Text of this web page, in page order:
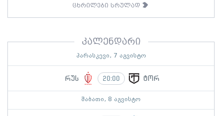
ცხრილები სრულად
კალენდარი
პარასკევი, 7 აგვისტო
რუს 20:00 ტორ
შაბათი, 8 აგვისტო